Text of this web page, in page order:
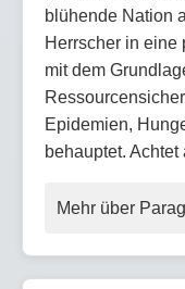
blühende Nation
Herrscher in eine
mit dem
Epidemien,
behauptet.
Mehr über